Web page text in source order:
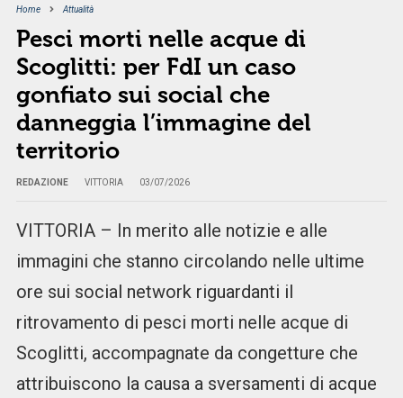
Home Attualità
Pesci morti nelle acque di
Scoglitti: per FdI un caso
gonfiato sui social che
danneggia l’immagine del
territorio
REDAZIONE VITTORIA 03/07/2026
VITTORIA – In merito alle notizie e alle
immagini che stanno circolando nelle ultime
ore sui social network riguardanti il
ritrovamento di pesci morti nelle acque di
Scoglitti, accompagnate da congetture che
attribuiscono la causa a sversamenti di acque